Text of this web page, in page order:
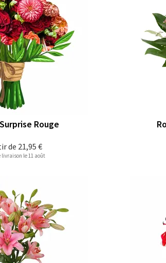
de 21,95 €
Rouge
livraison le 11 août